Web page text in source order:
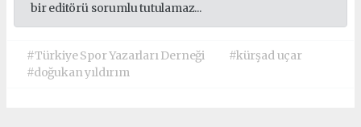
bir editörü sorumlu tutulamaz...
#Türkiye Spor Yazarları Derneği
#kürşad uçar
#doğukan yıldırım